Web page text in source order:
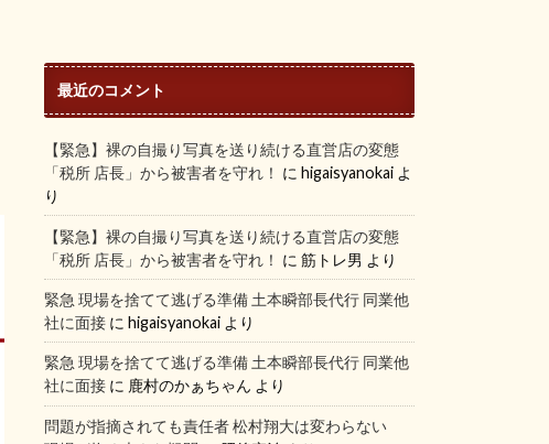
最近のコメント
【緊急】裸の自撮り写真を送り続ける直営店の変態
「税所 店長」から被害者を守れ！ に higaisyanokai よ
り
【緊急】裸の自撮り写真を送り続ける直営店の変態
「税所 店長」から被害者を守れ！ に 筋トレ男 より
緊急 現場を捨てて逃げる準備 土本瞬部長代行 同業他
社に面接 に higaisyanokai より
緊急 現場を捨てて逃げる準備 土本瞬部長代行 同業他
社に面接 に 鹿村のかぁちゃん より
問題が指摘されても責任者 松村翔大は変わらない